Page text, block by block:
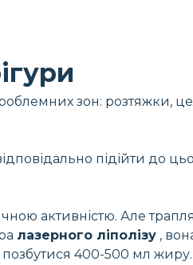
зон: розтяжки,
підійти до
активністю. Але
лазерного ліполізу ,
400-500 мл жиру.